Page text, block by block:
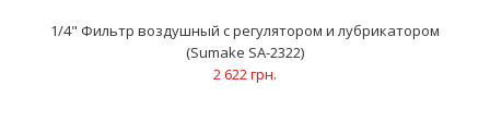
ХарактеристикиРабочее давление: 14.7 барОбъем
контейнера: 0.125 лРабочая температура: 60 °CРезьба на..
1/4" Фильтр воздушный с регулятором и лубрикатором
(Sumake SA-2322)
2 622 грн.